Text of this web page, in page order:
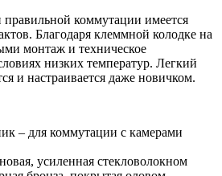
правильной коммутации имеется
Благодаря клеммной колодке на
монтаж и техническое
низких температур. Легкий
и настраивается даже новичком.
– для коммутации с камерами
усиленная стекловолокном